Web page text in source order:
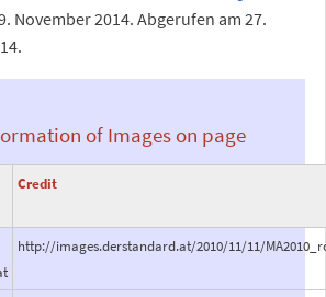
November 2014. Abgerufen am 27.
of Images on page
Credit
http://images.derstandard.at/2010/11/11/